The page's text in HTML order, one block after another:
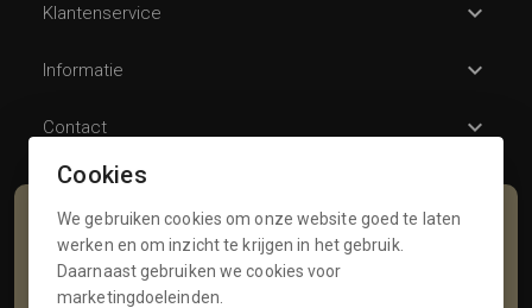
Klantenservice
Informatie
Contact
Schrijf je in voor onze nieuwsbrief
Voornaam
Cookies
We gebruiken cookies om onze website goed te laten
werken en om inzicht te krijgen in het gebruik.
Daarnaast gebruiken we cookies voor
marketingdoeleinden.